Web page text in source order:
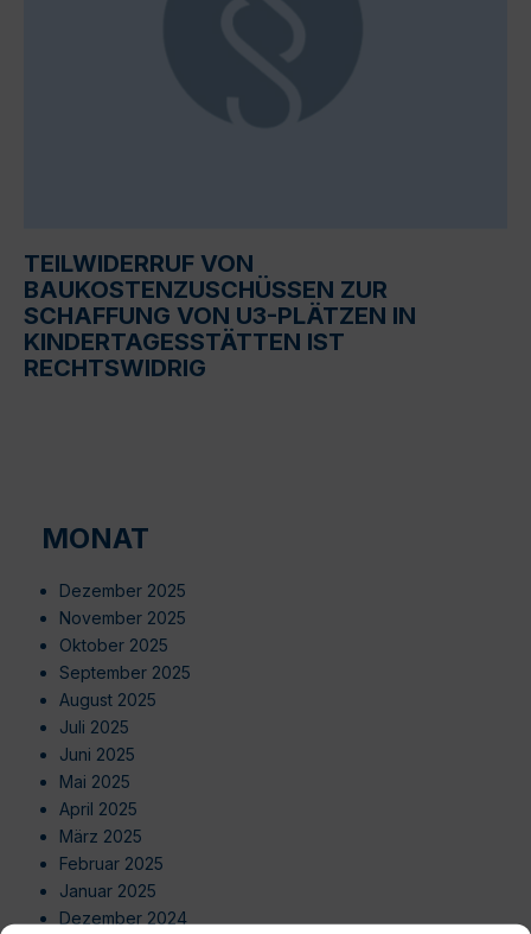
TEILWIDERRUF VON
BAUKOSTENZUSCHÜSSEN ZUR
SCHAFFUNG VON U3-PLÄTZEN IN
KINDERTAGESSTÄTTEN IST
RECHTSWIDRIG
MONAT
Dezember 2025
November 2025
Oktober 2025
September 2025
August 2025
Juli 2025
Juni 2025
Mai 2025
April 2025
März 2025
Februar 2025
Januar 2025
Dezember 2024